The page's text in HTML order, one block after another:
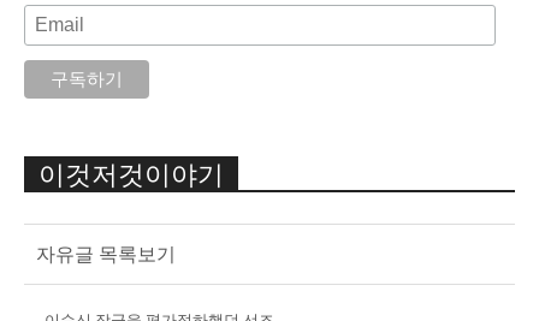
이것저것이야기
자유글 목록보기